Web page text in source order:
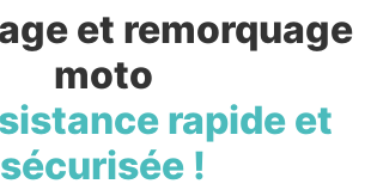
et remorquage
moto
rapide et
sécurisée !